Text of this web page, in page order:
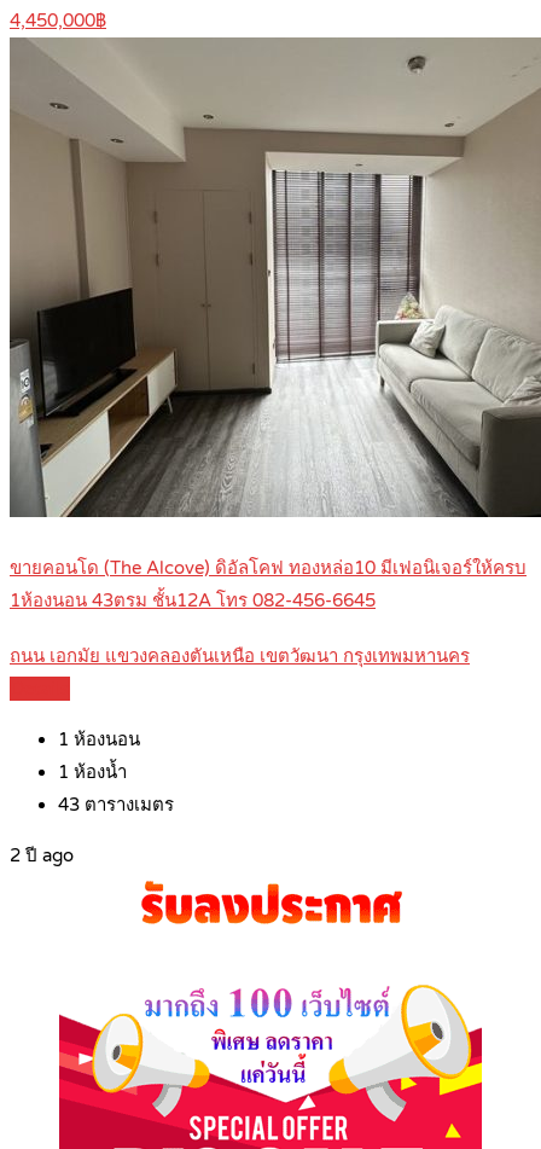
4,450,000฿
ขายคอนโด (The Alcove) ดิอัลโคฟ ทองหล่อ10 มีเฟอนิเจอร์ให้ครบ
1ห้องนอน 43ตรม ชั้น12A โทร 082-456-6645
ถนน เอกมัย แขวงคลองตันเหนือ เขตวัฒนา กรุงเทพมหานคร
1 ห้องนอน
1 ห้องน้ำ
43 ตารางเมตร
2 ปี ago